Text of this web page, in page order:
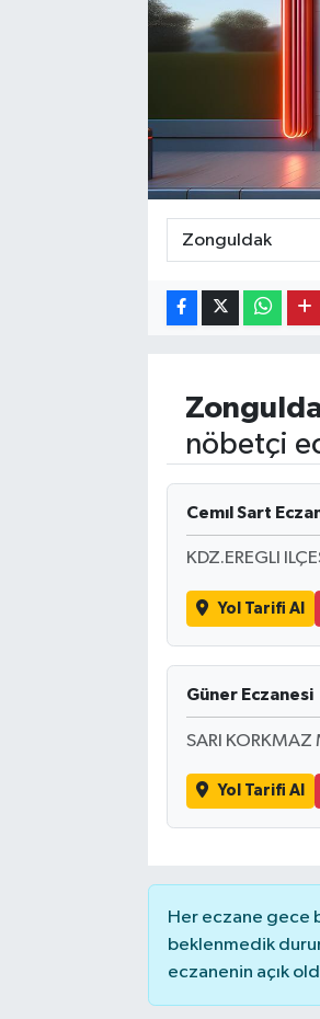
nöbetçi
Cemıl Sart
KDZ.EREGLI
Yol Tarifi Al
Güner Eczanesi
SARI
Yol Tarifi Al
Her eczane gece
beklenmedik
eczanenin açık
Kültür & Sanat
Sokak Hayvanlarını